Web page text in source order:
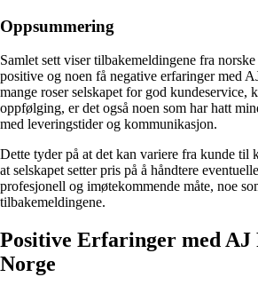
Oppsummering
Samlet sett viser tilbakemeldingene fra
positive og noen få negative erfaringer med
mange roser selskapet for god kundeservice,
oppfølging, er det også noen som har hatt
med leveringstider og kommunikasjon.
Dette tyder på at det kan variere fra kunde til
at selskapet setter pris på å håndtere
profesjonell og imøtekommende måte, noe
tilbakemeldingene.
Positive Erfaringer med
Norge